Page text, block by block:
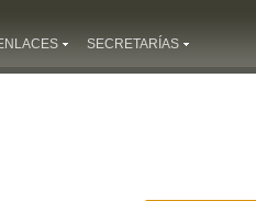
SECRETARÍAS